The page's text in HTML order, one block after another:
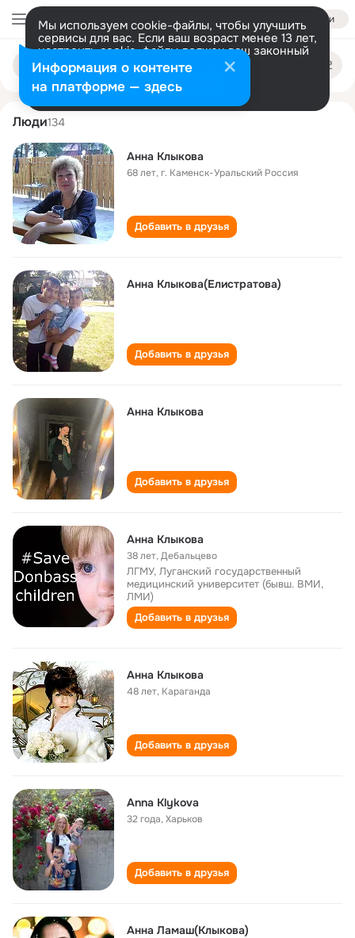
Войти
Мы используем cookie-файлы, чтобы улучшить
сервисы для вас. Если ваш возраст менее 13 лет,
настроить cookie-файлы должен ваш законный
представитель. Больше информации
Разрешить все Настроить
Поиск
людям
anna klykova
Люди134
Анна Клыкова
68 лет,г. Каменск-Уральский Россия
Добавить в друзья
Анна Клыкова(Елистратова)
Добавить в друзья
Анна Клыкова
Добавить в друзья
Анна Клыкова
38 лет,Дебальцево
ЛГМУ, Луганский государственный
медицинский университет (бывш. ВМИ,
ЛМИ)
Добавить в друзья
Анна Клыкова
48 лет, Караганда
Добавить в друзья
Anna Klykova
32 года,Харьков
Добавить в друзья
Анна Ламаш(Клыкова)
Информация о контенте
на платформе — здесь